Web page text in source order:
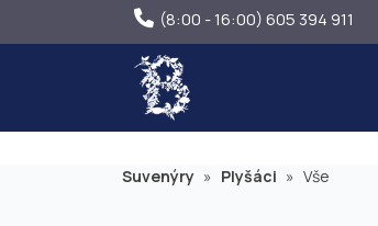
(8:00 - 16:00) 605 394 911
Suvenýry » Plyšáci » Vše